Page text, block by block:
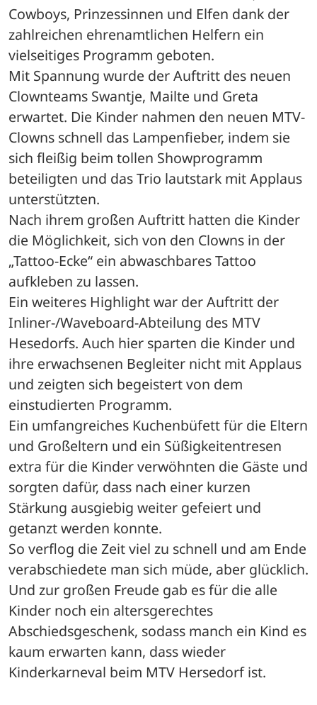
Cowboys, Prinzessinnen und Elfen dank der
zahlreichen ehrenamtlichen Helfern ein
vielseitiges Programm geboten.
Mit Spannung wurde der Auftritt des neuen
Clownteams Swantje, Mailte und Greta
erwartet. Die Kinder nahmen den neuen MTV-
Clowns schnell das Lampenfieber, indem sie
sich fleißig beim tollen Showprogramm
beteiligten und das Trio lautstark mit Applaus
unterstützten.
Nach ihrem großen Auftritt hatten die Kinder
die Möglichkeit, sich von den Clowns in der
„Tattoo-Ecke“ ein abwaschbares Tattoo
aufkleben zu lassen.
Ein weiteres Highlight war der Auftritt der
Inliner-/Waveboard-Abteilung des MTV
Hesedorfs. Auch hier sparten die Kinder und
ihre erwachsenen Begleiter nicht mit Applaus
und zeigten sich begeistert von dem
einstudierten Programm.
Ein umfangreiches Kuchenbüfett für die Eltern
und Großeltern und ein Süßigkeitentresen
extra für die Kinder verwöhnten die Gäste und
sorgten dafür, dass nach einer kurzen
Stärkung ausgiebig weiter gefeiert und
getanzt werden konnte.
So verflog die Zeit viel zu schnell und am Ende
verabschiedete man sich müde, aber glücklich.
Und zur großen Freude gab es für die alle
Kinder noch ein altersgerechtes
Abschiedsgeschenk, sodass manch ein Kind es
kaum erwarten kann, dass wieder
Kinderkarneval beim MTV Hersedorf ist.